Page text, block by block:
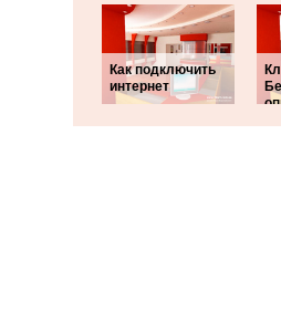
Как подключить
интернет